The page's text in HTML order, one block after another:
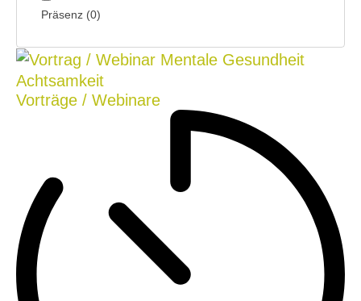
Präsenz (0)
Achtsamkeit
Vorträge / Webinare